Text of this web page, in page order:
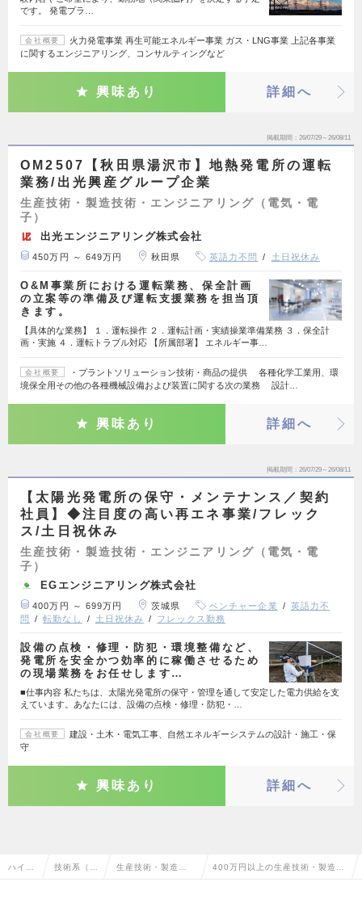
です。 発電プラ…
会社概要
火力発電事業 再生可能エネルギー事業 ガス・LNG事業 上記各事業
に関するエンジニアリング、コンサルティングなど
興味あり 詳細へ
掲載期間 26/07/29～26/08/11
OM2507【秋田県湯沢市】地熱発電所の運転
業務/出光興産グループ企業
生産技術・製造技術・エンジニアリング（電気・電
子）
出光エンジニアリング株式会社
450万円 ～ 649万円 秋田県 英語力不問 土日祝休み
O&M事業所における運転業務、保全計画
の立案等の準備及び運転支援業務を担当頂
きます。
【具体的な業務】 １．運転操作 ２．運転計画・実績操業準備業務 ３．保全計
画・実施 ４．運転トラブル対応 【所属部署】 エネルギー事…
会社概要
・プラントソリューション技術・商品の提供 各種化学工業用、環
境保全用その他の各種機械設備および装置に関する次の業務 設計…
興味あり 詳細へ
掲載期間 26/07/29～26/08/11
【太陽光発電所の保守・メンテナンス／契約
社員】◆注目度の高い再エネ事業/フレック
ス/土日祝休み
生産技術・製造技術・エンジニアリング（電気・電
子）
EGエンジニアリング株式会社
400万円 ～ 699万円 茨城県 ベンチャー企業
英語力不
問
転勤なし 土日祝休み フレックス勤務
設備の点検・修理・防犯・環境整備など、
発電所を安全かつ効率的に稼働させるため
の現場業務をお任せします…
■仕事内容 私たちは、太陽光発電所の保守・管理を通して安定した電力供給を支
えています。あなたには、設備の点検・修理・防犯・…
会社概要
建設・土木・電気工事、自然エネルギーシステムの設計・施工・保
守
興味あり 詳細へ
ハイク 技術系（電 生産技術・製造技 400万円以上の生産技術・製造技